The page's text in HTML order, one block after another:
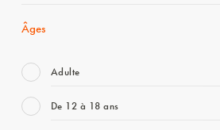
Âges
Adulte
De 12 à 18 ans